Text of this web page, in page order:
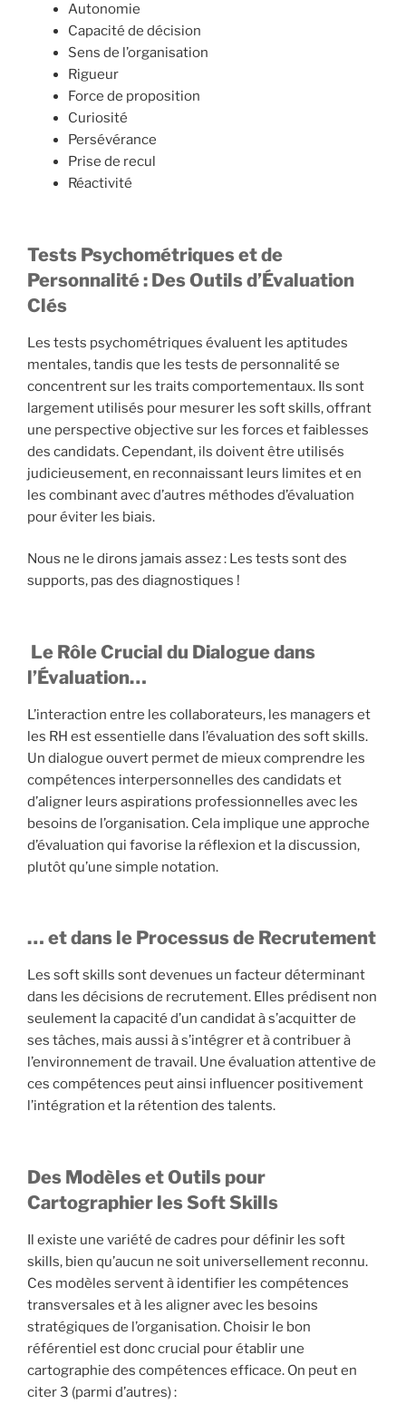
Autonomie
Capacité de décision
Sens de l’organisation
Rigueur
Force de proposition
Curiosité
Persévérance
Prise de recul
Réactivité
Tests Psychométriques et de
Personnalité : Des Outils d’Évaluation
Clés
Les tests psychométriques évaluent les aptitudes
mentales, tandis que les tests de personnalité se
concentrent sur les traits comportementaux. Ils sont
largement utilisés pour mesurer les soft skills, offrant
une perspective objective sur les forces et faiblesses
des candidats. Cependant, ils doivent être utilisés
judicieusement, en reconnaissant leurs limites et en
les combinant avec d’autres méthodes d’évaluation
pour éviter les biais.
Nous ne le dirons jamais assez : Les tests sont des
supports, pas des diagnostiques !
Le Rôle Crucial du Dialogue dans
l’Évaluation…
L’interaction entre les collaborateurs, les managers et
les RH est essentielle dans l’évaluation des soft skills.
Un dialogue ouvert permet de mieux comprendre les
compétences interpersonnelles des candidats et
d’aligner leurs aspirations professionnelles avec les
besoins de l’organisation. Cela implique une approche
d’évaluation qui favorise la réflexion et la discussion,
plutôt qu’une simple notation.
… et dans le Processus de Recrutement
Les soft skills sont devenues un facteur déterminant
dans les décisions de recrutement. Elles prédisent non
seulement la capacité d’un candidat à s’acquitter de
ses tâches, mais aussi à s’intégrer et à contribuer à
l’environnement de travail. Une évaluation attentive de
ces compétences peut ainsi influencer positivement
l’intégration et la rétention des talents.
Des Modèles et Outils pour
Cartographier les Soft Skills
Il existe une variété de cadres pour définir les soft
skills, bien qu’aucun ne soit universellement reconnu.
Ces modèles servent à identifier les compétences
transversales et à les aligner avec les besoins
stratégiques de l’organisation. Choisir le bon
référentiel est donc crucial pour établir une
cartographie des compétences efficace. On peut en
citer 3 (parmi d’autres) :